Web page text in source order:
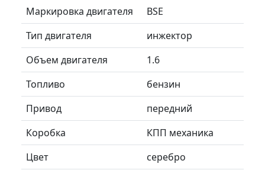
Маркировка двигателя
BSE
Тип двигателя
инжектор
Объем двигателя
1.6
Топливо
бензин
Привод
передний
Коробка
КПП механика
Цвет
серебро